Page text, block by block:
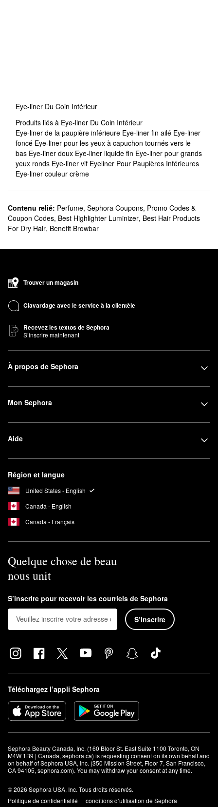
Eye-liner Du Coin Intérieur
Produits liés à Eye-liner Du Coin Intérieur
Eye-liner de la paupière inférieure Eye-liner fin ailé Eye-liner
foncé Eye-liner pour les yeux à capuchon tournés vers le
bas Eye-liner doux Eye-liner liquide fin Eye-liner pour grands
yeux ronds Eye-liner vif Eyeliner Pour Paupières Inférieures
Eye-liner couleur crème
Contenu relié: Perfume, Sephora Coupons, Promo Codes &
Coupon Codes, Best Highlighter Luminizer, Best Hair Products
For Dry Hair, Benefit Browbar
Trouver un magasin
Clavardage avec le service à la clientèle
Recevez les textos de Sephora
S’inscrire maintenant
À propos de Sephora
Mon Sephora
Aide
Région et langue
United States - English
Canada - English
Canada - Français
Quelque chose de beau
nous unit
S’inscrire pour recevoir les courriels de Sephora
S’inscrire
Téléchargez l’appli Sephora
Sephora Beauty Canada, Inc. (160 Bloor St. East Suite 1100 Toronto, ON
M4W 1B9 | Canada, sephora.ca) is requesting consent on its own behalf and
on behalf of Sephora USA, Inc. (350 Mission Street, Floor 7, San Francisco,
CA 94105, sephora.com). You may withdraw your consent at any time.
© 2026 Sephora USA, Inc. Tous droits réservés.
Politique de confidentialité
conditions d’utilisation de Sephora